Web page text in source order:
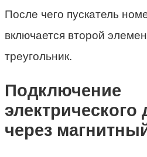
После чего пускатель
включается второй
треугольник.
Подключение
электрического
через